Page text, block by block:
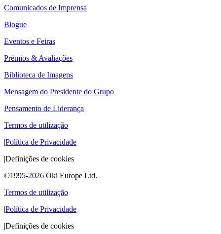
Comunicados de Imprensa
Blogue
Eventos e Feiras
Prémios & Avaliações
Biblioteca de Imagens
Mensagem do Presidente do Grupo
Pensamento de Liderança
Termos de utilização
|Política de Privacidade
|Definições de cookies
©1995-2026 Oki Europe Ltd.
Termos de utilização
|Política de Privacidade
|Definições de cookies